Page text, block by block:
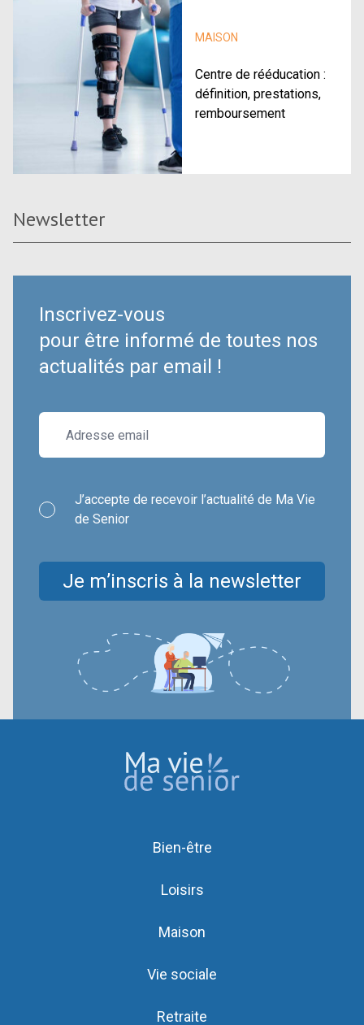
MAISON
Centre de rééducation :
définition, prestations,
remboursement
Newsletter
Inscrivez-vous
pour être informé de toutes nos
actualités par email !
J’accepte de recevoir l’actualité de Ma Vie
de Senior
Je m’inscris à la newsletter
Bien-être
Loisirs
Maison
Vie sociale
Retraite